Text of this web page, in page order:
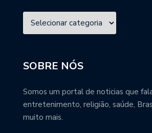
SOBRE NÓS
Somos um portal de noticias que
entretenimento, religião, saúde,
muito mais.